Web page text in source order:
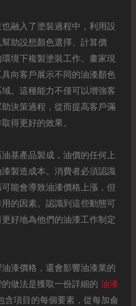
融入了塗裝過程中，利用設
助設想顏色選擇、計算價
境下複製塗裝工作。畫家現
向客戶展示不同的油漆顏色
。這種能力不僅可以增強客
決策過程，從而提高客戶滿
得更好的效果。
基產品製成，油價的任何上
製造成本。消費者必須認識
能會導致油漆價格上漲，但
的因素。認識到這些動態可
好地為他們的油漆工作制定
漆價格，還會影響油漆業的
做法是獲取一份詳細的 油漆
含項目的每個要素，從每加侖